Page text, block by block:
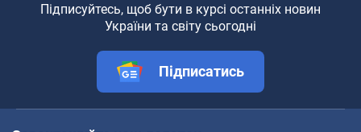
Підписуйтесь, щоб бути в курсі останніх новин
України та світу сьогодні
Підписатись